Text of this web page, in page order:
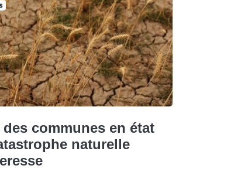
communes en état
naturelle